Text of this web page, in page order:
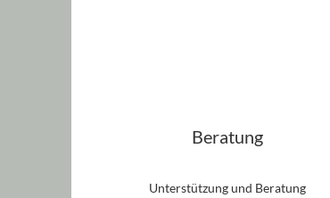
Beratung
Unterstützung und Beratung